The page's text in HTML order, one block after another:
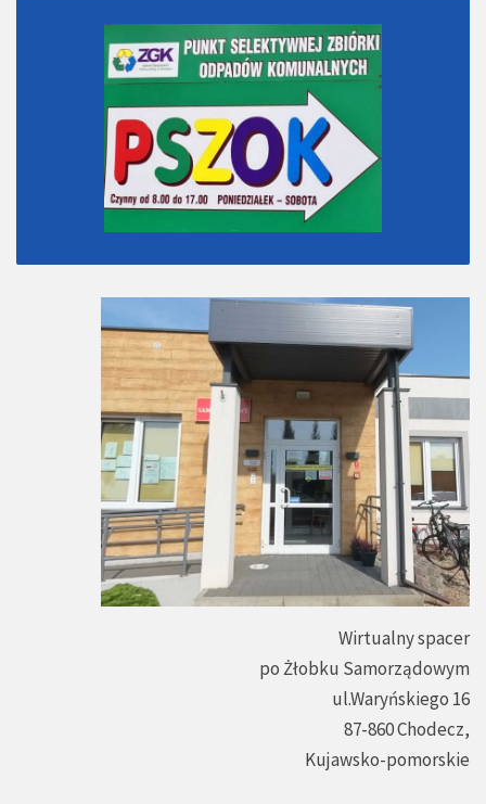
Wirtualny spacer
po Żłobku Samorządowym
ul.Waryńskiego 16
87-860 Chodecz,
Kujawsko-pomorskie